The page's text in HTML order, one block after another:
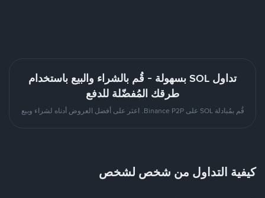
تداول SOL بسهولة - قُم بالشراء والبيع باستخدام
طرقك المُفضّلة للدفع
قُم بمُبادلة SOL على Binance P2P. اعثر على أفضل العروض أدناه لشراء وبيع
كيفية التداول من شخص لشخص